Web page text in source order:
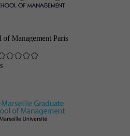
of Management Paris